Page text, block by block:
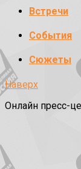
Встречи
События
Сюжеты
Наверх
Онлайн пресс-